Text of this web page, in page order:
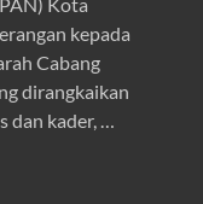
kepada
Cabang
dirangkaikan
dan kader, …